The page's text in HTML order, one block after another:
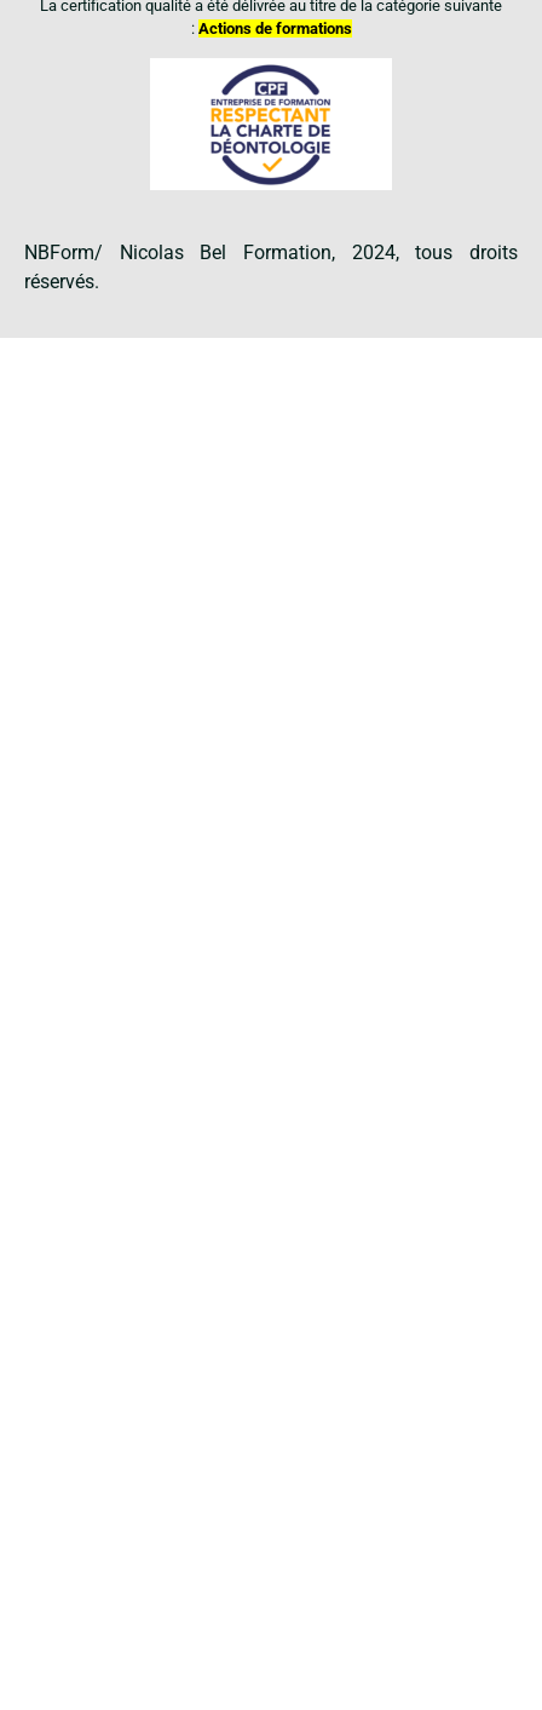
La certification qualité a été délivrée au titre de la catégorie suivante
: Actions de formations
NBForm/ Nicolas Bel Formation, 2024, tous droits
réservés.